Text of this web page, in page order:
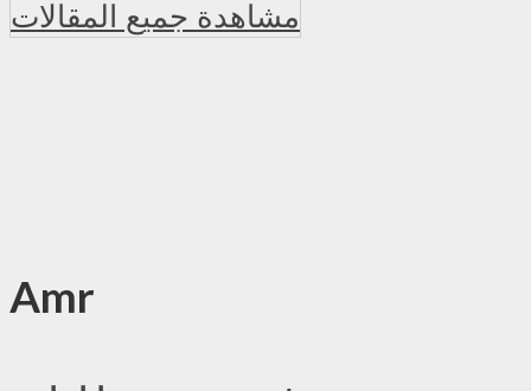
مشاهدة جميع المقالات
Amr